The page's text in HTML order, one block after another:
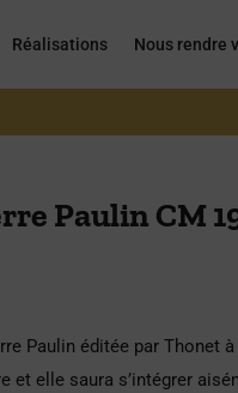
Réalisations Nous rendre
Paulin CM
Paulin éditée par Thonet à
et elle saura s’intégrer